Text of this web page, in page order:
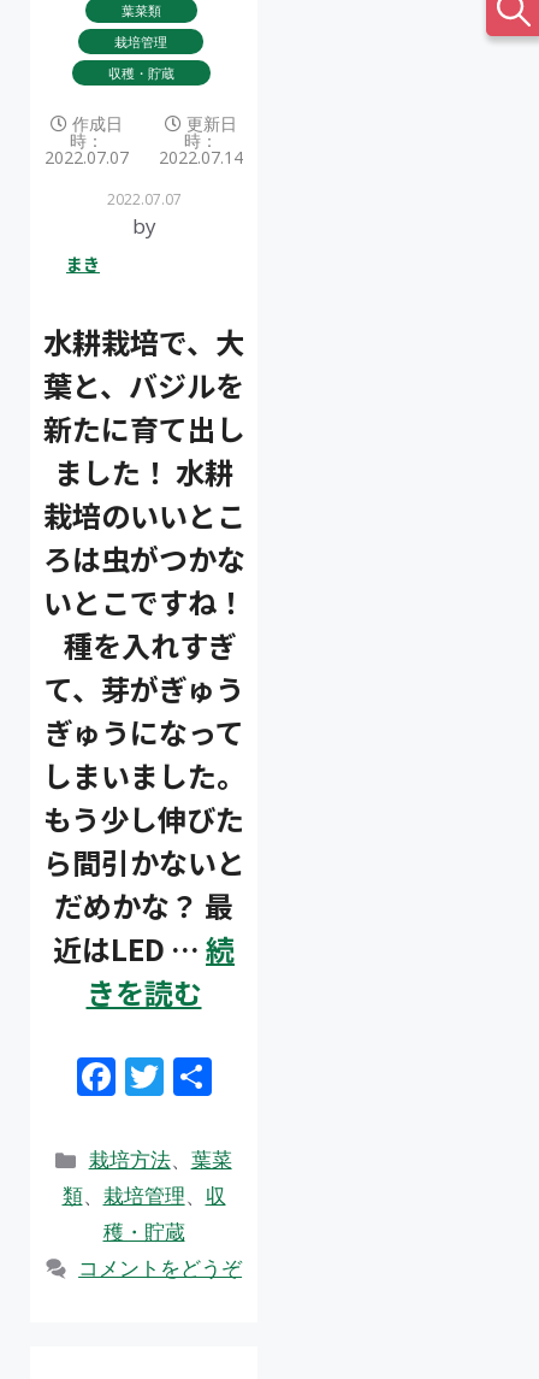
葉菜類
栽培管理
収穫・貯蔵
作成日
時：
2022.07.07
更新日
時：
2022.07.14
2022.07.07
by
まき
水耕栽培で、大
葉と、バジルを
新たに育て出し
ました！ 水耕
栽培のいいとこ
ろは虫がつかな
いとこですね！
種を入れすぎ
て、芽がぎゅう
ぎゅうになって
しまいました。
もう少し伸びた
ら間引かないと
だめかな？ 最
近はLED … 続
きを読む
F
e
b
o
o
T
itt
er
共
カ
テ
リ
ー
栽培方法、 葉菜
類、 栽培管理、 収
穫・貯蔵
コメントをどうぞ